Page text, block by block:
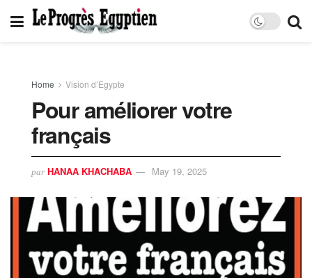
Home Vision d’Egypte
Pour améliorer votre
français
par HANAA KHACHABA May 19, 2025